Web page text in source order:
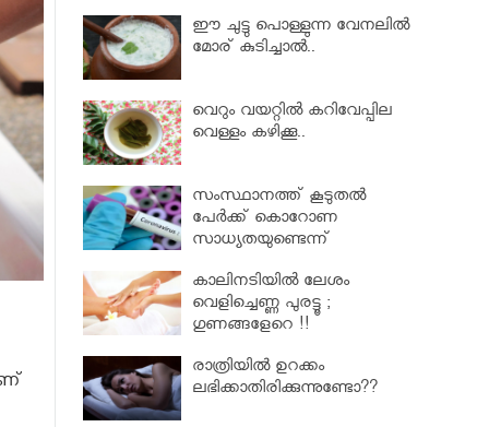
ഈ ചുട്ടു പൊള്ളുന്ന വേനലിൽ
മോര് കുടിച്ചാൽ..
വെറും വയറ്റില്‍ കറിവേപ്പില
വെള്ളം കഴിക്കൂ..
സംസ്ഥാനത്ത് കൂടുതൽ
പേര്‍ക്ക് കൊറോണ
സാധ്യതയുണ്ടെന്ന്
ശൈലജ..
കാലിനടിയില്‍ ലേശം
വെളിച്ചെണ്ണ പുരട്ടൂ ;
ഗുണങ്ങളേറെ !!
രാത്രിയിൽ ഉറക്കം
ലഭിക്കാതിരിക്കുന്നുണ്ടോ??